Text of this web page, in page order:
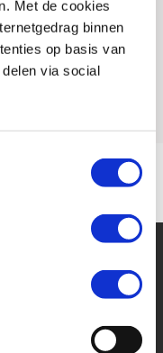
Met de cookies
binnen
op basis van
via social